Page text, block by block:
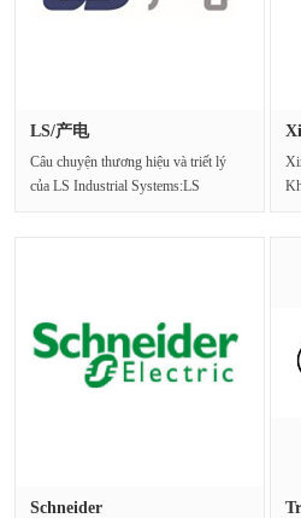
LS/产电
Câu chuyện thương hiệu và triết lý
của LS Industrial Systems:LS
Schneider